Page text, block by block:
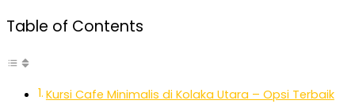
Table of Contents
Kursi Cafe Minimalis di Kolaka Utara – Opsi Terbaik